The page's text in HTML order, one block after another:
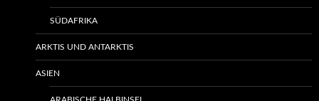
SÜDAFRIKA
ARKTIS UND ANTARKTIS
ASIEN